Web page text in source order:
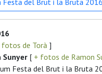
Festa del Brut i la Bruta 2016
fotos de Torà ]
Sunyer [ + fotos de Ramon
Festa del Brut i la Bruta